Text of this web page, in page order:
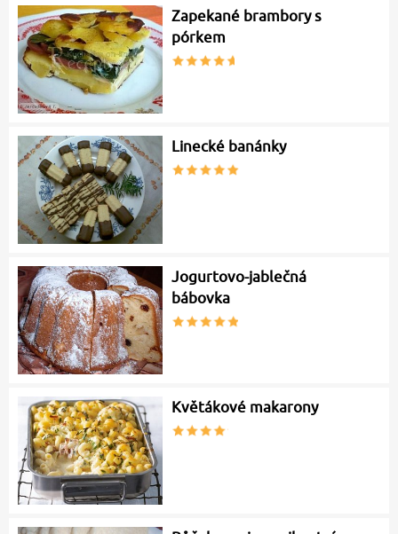
Zapekané brambory s
pórkem
Linecké banánky
Jogurtovo-jablečná
bábovka
Květákové makarony